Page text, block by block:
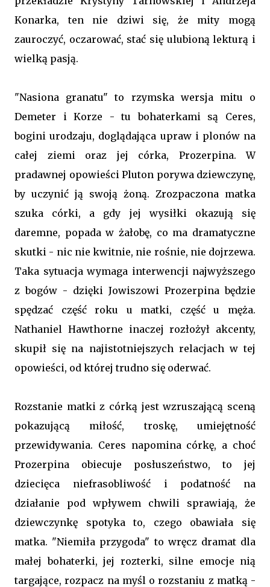
Konarka, ten nie dziwi się, że mity mogą
zauroczyć, oczarować, stać się ulubioną lekturą i
wielką pasją.
"Nasiona granatu" to rzymska wersja mitu o
Demeter i Korze - tu bohaterkami są Ceres,
bogini urodzaju, doglądająca upraw i plonów na
całej ziemi oraz jej córka, Prozerpina. W
pradawnej opowieści Pluton porywa dziewczynę,
by uczynić ją swoją żoną. Zrozpaczona matka
szuka córki, a gdy jej wysiłki okazują się
daremne, popada w żałobę, co ma dramatyczne
skutki - nic nie kwitnie, nie rośnie, nie dojrzewa.
Taka sytuacja wymaga interwencji najwyższego
z bogów - dzięki Jowiszowi Prozerpina będzie
spędzać część roku u matki, część u męża.
Nathaniel Hawthorne inaczej rozłożył akcenty,
skupił się na najistotniejszych relacjach w tej
opowieści, od której trudno się oderwać.
Rozstanie matki z córką jest wzruszającą sceną
pokazującą miłość, troskę, umiejętność
przewidywania. Ceres napomina córkę, a choć
Prozerpina obiecuje posłuszeństwo, to jej
dziecięca niefrasobliwość i podatność na
działanie pod wpływem chwili sprawiają, że
dziewczynkę spotyka to, czego obawiała się
matka. "Niemiła przygoda" to wręcz dramat dla
małej bohaterki, jej rozterki, silne emocje nią
targające, rozpacz na myśl o rozstaniu z matką -